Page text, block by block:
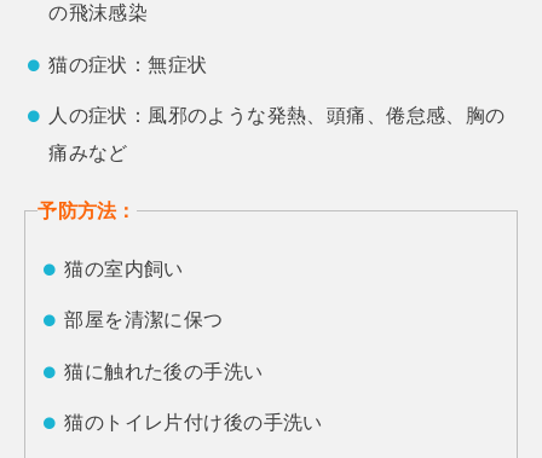
の飛沫感染
猫の症状：無症状
人の症状：風邪のような発熱、頭痛、倦怠感、胸の
痛みなど
予防方法：
猫の室内飼い
部屋を清潔に保つ
猫に触れた後の手洗い
猫のトイレ片付け後の手洗い